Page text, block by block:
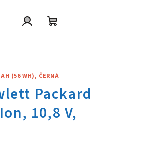
(56 WH), ČERNÁ